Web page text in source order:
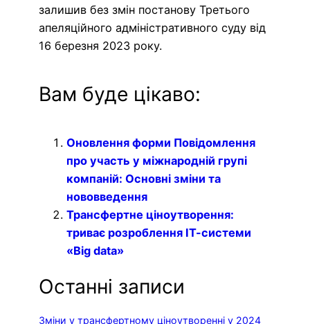
залишив без змін постанову Третього
апеляційного адміністративного суду від
16 березня 2023 року.
Вам буде цікаво:
Оновлення форми Повідомлення
про участь у міжнародній групі
компаній: Основні зміни та
нововведення
Трансфертне ціноутворення:
триває розроблення ІТ-системи
«Big data»
Останні записи
Зміни у трансфертному ціноутворенні у 2024